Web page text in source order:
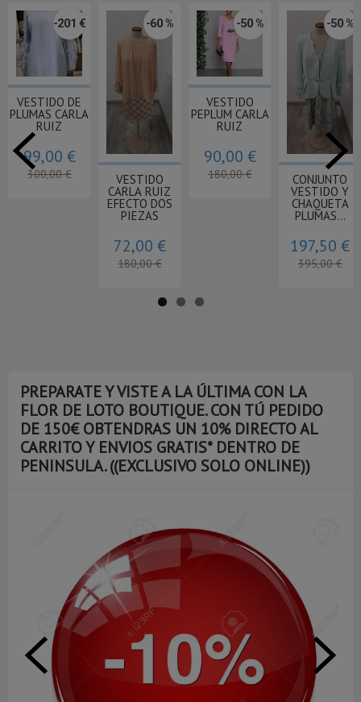
PREPARATE Y VISTE A LA ÚLTIMA CON LA
FLOR DE LOTO BOUTIQUE. CON TÚ PEDIDO
DE 150€ OBTENDRAS UN 10% DIRECTO AL
CARRITO Y ENVIOS GRATIS* DENTRO DE
PENINSULA. ((EXCLUSIVO SOLO ONLINE))
-50 %
VESTIDO
Agotado-25 %
VESTIDO
PLISADO CARLA
RUIZ
172,50 €
230,00 €
-50 %
VESTIDO
LARGO PLUMAS
CARLA RUIZ
105,00 €
210,00 €
Agotado-50
VESTIDO
PLUMAS
RUIZ
125,00
250,00 €